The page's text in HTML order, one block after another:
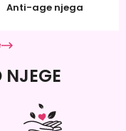
Anti-age njega
NJEGE